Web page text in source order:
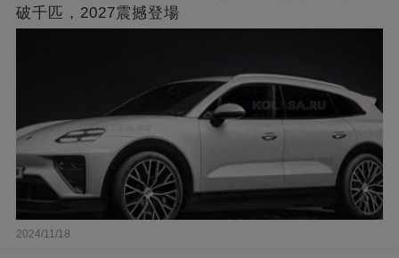
破千匹，2027震撼登場
2024/11/18